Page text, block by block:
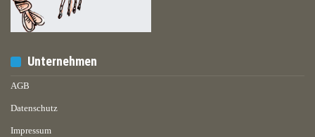
Unternehmen
AGB
Datenschutz
Impressum